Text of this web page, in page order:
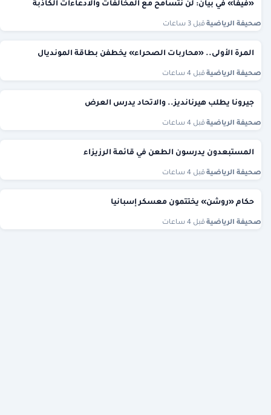
«فيفا» في بيان: لن نتسامح مع المخالفات والادعاءات الكاذبة
صحيفة الرياضية قبل 3 ساعات
المرة الأولى.. «محاربات الصحراء» يخطفن بطاقة المونديال
صحيفة الرياضية قبل 4 ساعات
جيرونا يطلب هيرنانديز.. والاتحاد يدرس العرض
صحيفة الرياضية قبل 4 ساعات
المستبعدون يدرسون الطعن في قائمة الرزيزاء
صحيفة الرياضية قبل 4 ساعات
حكام «روشن» يختتمون معسكر إسبانيا
صحيفة الرياضية قبل 4 ساعات